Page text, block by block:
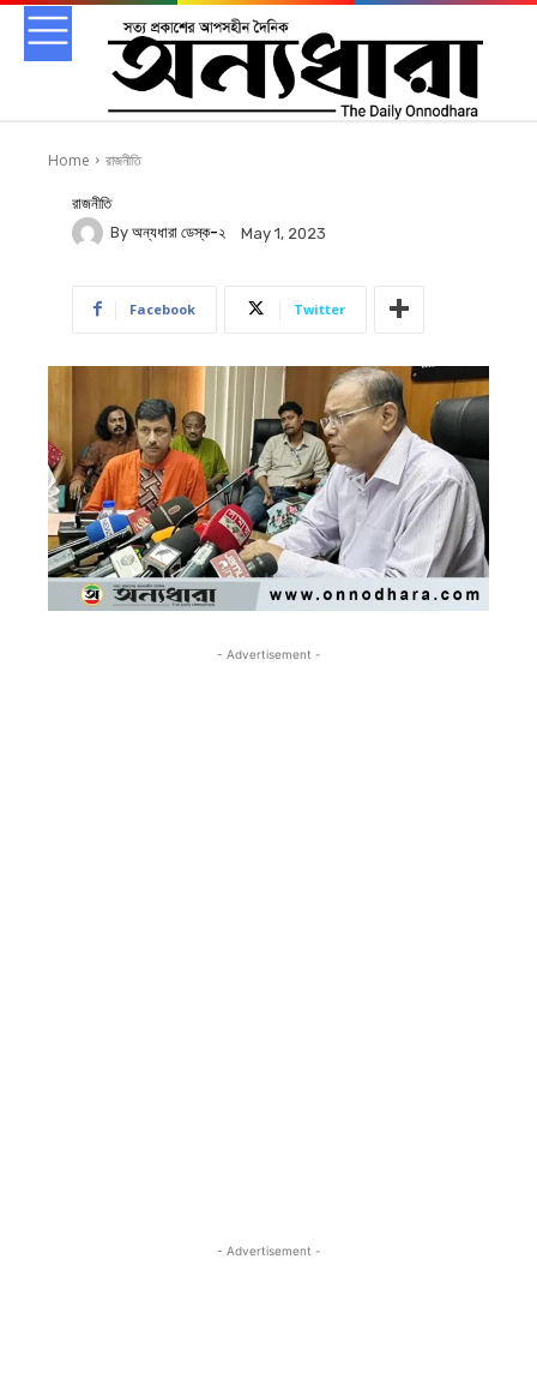
Home রাজনীতি
রাজনীতি
By অন্যধারা ডেস্ক-২ May 1, 2023
Facebook Twitter
- Advertisement -
- Advertisement -